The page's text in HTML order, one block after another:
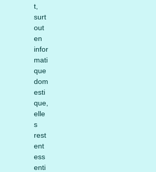
t,
surt
out
en
infor
mati
que
dom
esti
que,
elle
s
rest
ent
ess
enti